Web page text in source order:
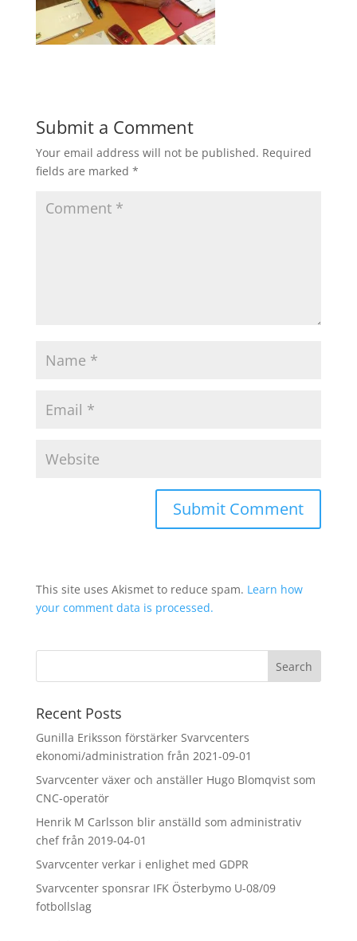
Submit a Comment
Your email address will not be published. Required
fields are marked *
This site uses Akismet to reduce spam. Learn how
your comment data is processed.
Recent Posts
Gunilla Eriksson förstärker Svarvcenters
ekonomi/administration från 2021-09-01
Svarvcenter växer och anställer Hugo Blomqvist som
CNC-operatör
Henrik M Carlsson blir anställd som administrativ
chef från 2019-04-01
Svarvcenter verkar i enlighet med GDPR
Svarvcenter sponsrar IFK Österbymo U-08/09
fotbollslag